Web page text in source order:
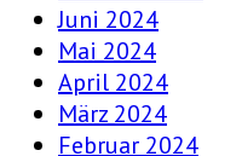
Juni 2024
Mai 2024
April 2024
März 2024
Februar 2024